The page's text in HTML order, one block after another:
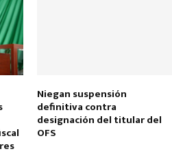
Niegan suspensión
definitiva contra
designación del titular del
OFS